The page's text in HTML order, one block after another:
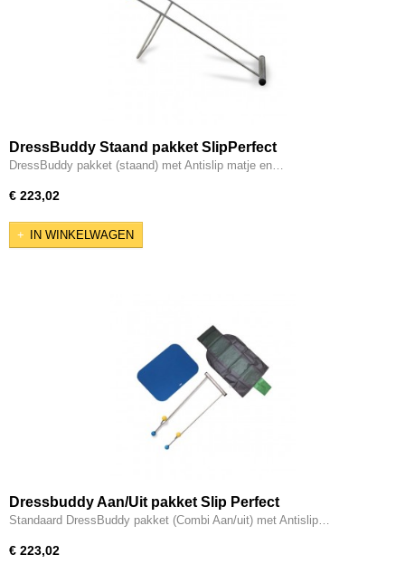
DressBuddy Staand pakket SlipPerfect
DressBuddy pakket (staand) met Antislip matje en…
€ 223,02
IN WINKELWAGEN
Dressbuddy Aan/Uit pakket Slip Perfect
Standaard DressBuddy pakket (Combi Aan/uit) met Antislip…
€ 223,02